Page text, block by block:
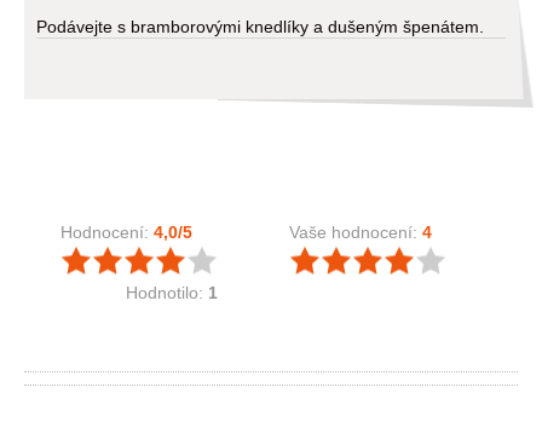
Podávejte s bramborovými knedlíky a dušeným špenátem.
Hodnocení: 4,0/5
Hodnotilo: 1
Vaše hodnocení: 4